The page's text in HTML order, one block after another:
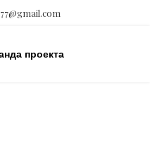
проекта